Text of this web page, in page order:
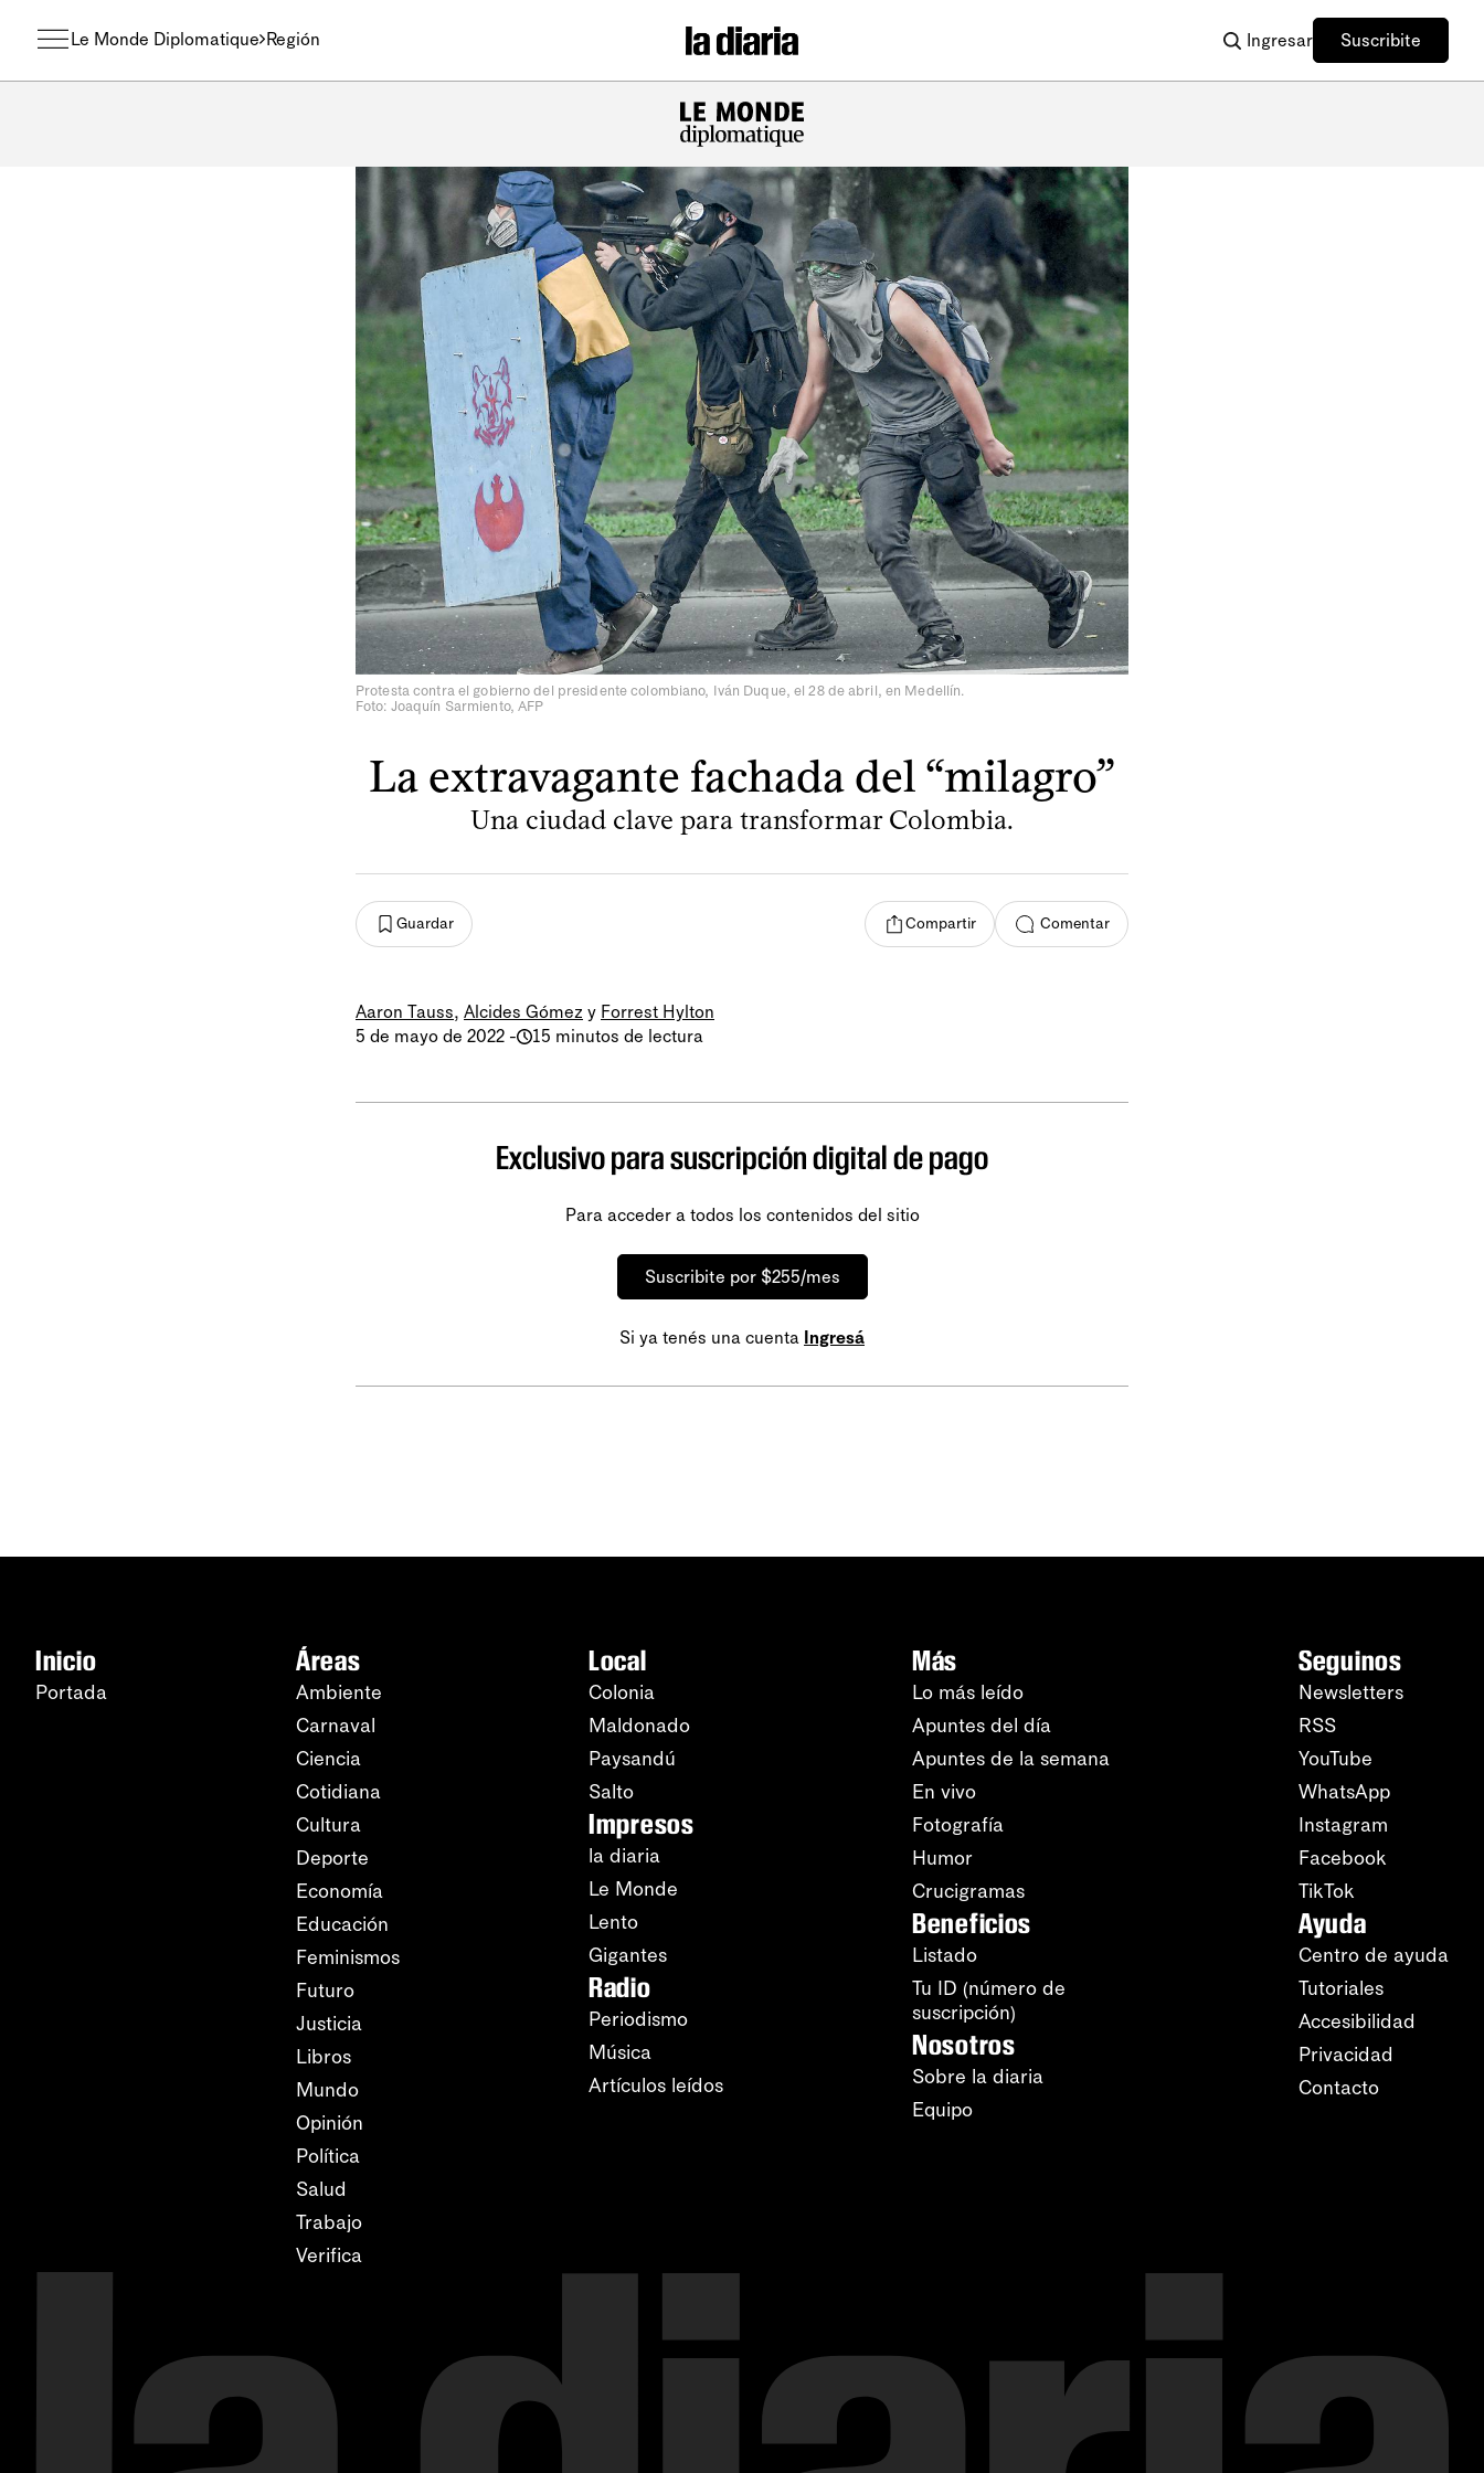
Le Monde Diplomatique Región Ingresar Suscribite
Protesta contra el gobierno del presidente colombiano, Iván Duque, el 28 de abril, en Medellín.
Foto: Joaquín Sarmiento, AFP
La extravagante fachada del “milagro”
Una ciudad clave para transformar Colombia.
Guardar Compartir Comentar
Aaron Tauss, Alcides Gómez y Forrest Hylton
5 de mayo de 2022 - 15 minutos de lectura
Exclusivo para suscripción digital de pago
Para acceder a todos los contenidos del sitio
Suscribite por $255/mes
Si ya tenés una cuenta Ingresá
Inicio
Portada
Áreas
Ambiente
Carnaval
Ciencia
Cotidiana
Cultura
Deporte
Economía
Educación
Feminismos
Futuro
Justicia
Libros
Mundo
Opinión
Política
Salud
Trabajo
Verifica
Local
Colonia
Maldonado
Paysandú
Salto
Impresos
la diaria
Le Monde
Lento
Gigantes
Radio
Periodismo
Música
Artículos leídos
Más
Lo más leído
Apuntes del día
Apuntes de la semana
En vivo
Fotografía
Humor
Crucigramas
Beneficios
Listado
Tu ID (número de
suscripción)
Nosotros
Sobre la diaria
Equipo
Seguinos
Newsletters
RSS
YouTube
WhatsApp
Instagram
Facebook
TikTok
Ayuda
Centro de ayuda
Tutoriales
Accesibilidad
Privacidad
Contacto